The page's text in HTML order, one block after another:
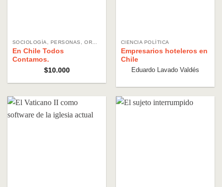
En Chile Todos
Contamos.
$10.000
CIENCIA POLÍTICA
Empresarios hoteleros en
Chile
Eduardo Lavado Valdés